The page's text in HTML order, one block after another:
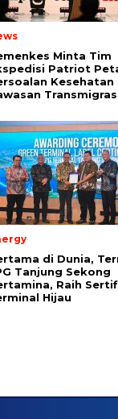
Minta Tim
Patriot
Kesehatan
di Dunia,
Tanjung Sekong
Raih
Hijau